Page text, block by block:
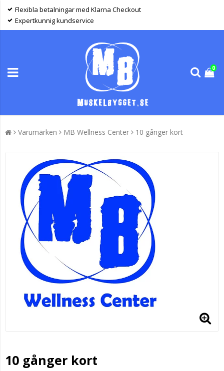
Flexibla betalningar med Klarna Checkout
Expertkunnig kundservice
0
Varumärken MB Wellness Center 10 gånger kort
10 gånger kort